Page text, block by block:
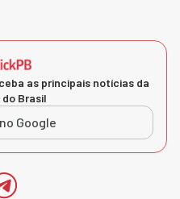
as principais notícias da
Brasil
Google